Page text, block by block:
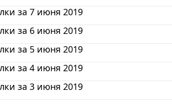
за 7 июня 2019
за 6 июня 2019
за 5 июня 2019
за 4 июня 2019
за 3 июня 2019